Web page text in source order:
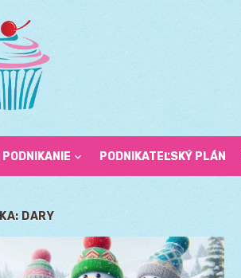
PODNIKANIE PODNIKATEĽSKÝ PLÁN
DARY